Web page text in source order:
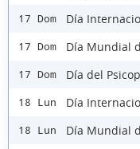
17 Dom Día
17 Dom Día Mundial
17 Dom Día del
18 Lun Día
18 Lun Día Mundial